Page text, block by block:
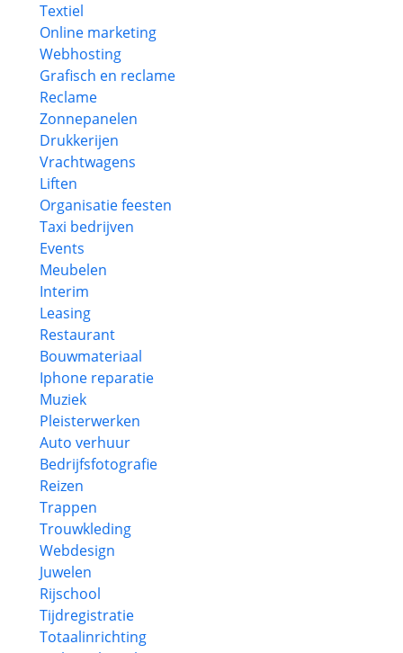
Textiel
Online marketing
Webhosting
Grafisch en reclame
Reclame
Zonnepanelen
Drukkerijen
Vrachtwagens
Liften
Organisatie feesten
Taxi bedrijven
Events
Meubelen
Interim
Leasing
Restaurant
Bouwmateriaal
Iphone reparatie
Muziek
Pleisterwerken
Auto verhuur
Bedrijfsfotografie
Reizen
Trappen
Trouwkleding
Webdesign
Juwelen
Rijschool
Tijdregistratie
Totaalinrichting